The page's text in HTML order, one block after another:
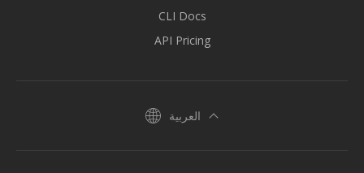
CLI Docs
API Pricing
العربية